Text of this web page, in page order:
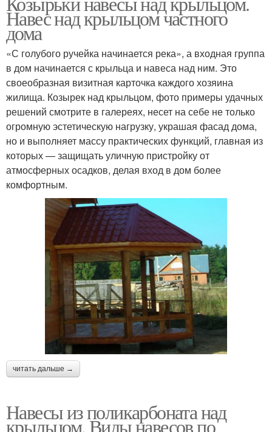
Навес над крыльцом частного
дома
«С голубого ручейка начинается река», а входная группа
в дом начинается с крыльца и навеса над ним. Это
своеобразная визитная карточка каждого хозяина
жилища. Козырек над крыльцом, фото примеры удачных
решений смотрите в галереях, несет на себе не только
огромную эстетическую нагрузку, украшая фасад дома,
но и выполняет массу практических функций, главная из
которых — защищать уличную пристройку от
атмосферных осадков, делая вход в дом более
комфортным.
читать дальше →
Навесы из поликарбоната над
крыльцом. Виды навесов по